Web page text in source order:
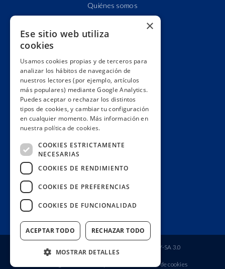
Quiénes somos
Alianzas y redes
Impacto
Premios
Formación
Código ético
Re-publica
Muro de donantes
Únete aquí
Fundación Ciudadana Civio CC BY-SA 3.0
Política de cookies
×
Ese sitio web utiliza
cookies
Usamos cookies propias y de terceros para
analizar los hábitos de navegación de
nuestros lectores (por ejemplo, artículos
más populares) mediante Google Analytics.
Puedes aceptar o rechazar los distintos
tipos de cookies, y cambiar tu configuración
en cualquier momento. Más información en
nuestra política de cookies.
COOKIES ESTRICTAMENTE
NECESARIAS
COOKIES DE RENDIMIENTO
COOKIES DE PREFERENCIAS
COOKIES DE FUNCIONALIDAD
ACEPTAR TODO RECHAZAR TODO
MOSTRAR DETALLES